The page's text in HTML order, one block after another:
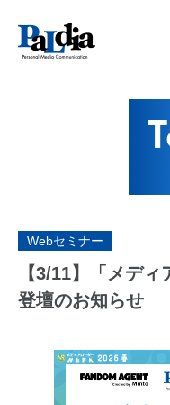
Webセミナー
【3/11】「メディ
登壇のお知らせ